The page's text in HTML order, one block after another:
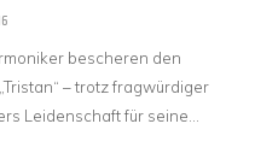
bescheren den
– trotz fragwürdiger
Leidenschaft für seine…